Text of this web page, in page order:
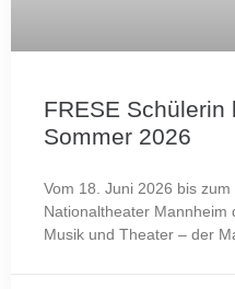
FRESE
Sommer 2026
Vom 18. Juni 2026 bis
Nationaltheater Mannheim
Musik und Theater – der